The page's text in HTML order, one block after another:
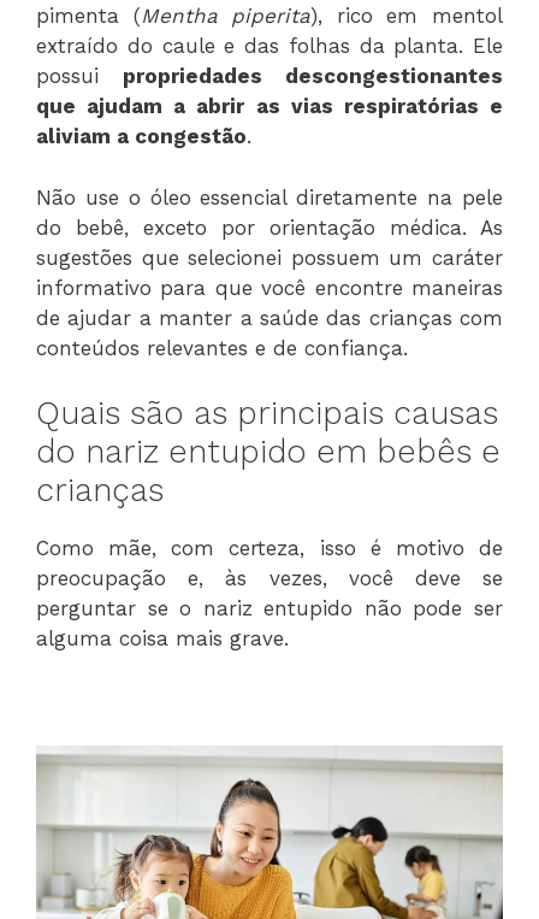
pimenta (Mentha piperita), rico em mentol
extraído do caule e das folhas da planta. Ele
possui propriedades descongestionantes
que ajudam a abrir as vias respiratórias e
aliviam a congestão.
Não use o óleo essencial diretamente na pele
do bebê, exceto por orientação médica. As
sugestões que selecionei possuem um caráter
informativo para que você encontre maneiras
de ajudar a manter a saúde das crianças com
conteúdos relevantes e de confiança.
Quais são as principais causas
do nariz entupido em bebês e
crianças
Como mãe, com certeza, isso é motivo de
preocupação e, às vezes, você deve se
perguntar se o nariz entupido não pode ser
alguma coisa mais grave.